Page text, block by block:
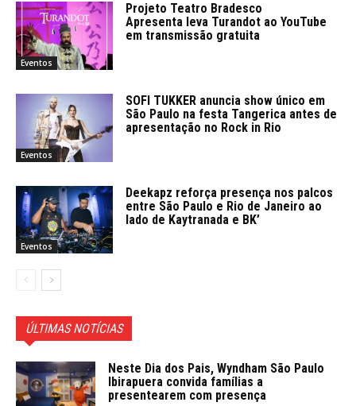
Eventos
Projeto Teatro Bradesco
Apresenta leva Turandot ao YouTube
em transmissão gratuita
Eventos
SOFI TUKKER anuncia show único em
São Paulo na festa Tangerica antes de
apresentação no Rock in Rio
Eventos
Deekapz reforça presença nos palcos
entre São Paulo e Rio de Janeiro ao
lado de Kaytranada e BK’
ÚLTIMAS NOTÍCIAS
Neste Dia dos Pais, Wyndham São Paulo
Ibirapuera convida famílias a
presentearem com presença